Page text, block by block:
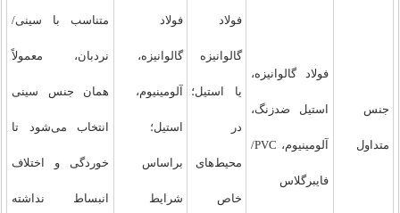
جنس
متداول
فولاد گالوانیزه،
استیل ضدزنگ،
آلومینیوم، PVC/
فایبرگلاس
فولاد
گالوانیزه
یا استیل؛
در
محیط‌های
خاص
فولاد
گالوانیزه،
آلومینیوم،
استیل؛
براساس
شرایط
متناسب با سینی/
نردبان، معمولاً
همان جنس سینی
انتخاب می‌شود تا
خوردگی و اختلاف
انبساط نداشته